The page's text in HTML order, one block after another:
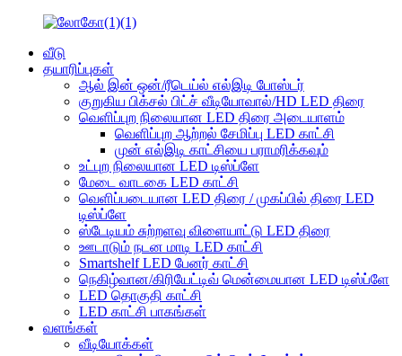
வீடு
தயாரிப்புகள்
ஆல் இன் ஒன்/ரீடெய்ல் எல்இடி போஸ்டர்
குறுகிய பிக்சல் பிட்ச் வீடியோவால்/HD LED திரை
வெளிப்புற நிலையான LED திரை அடையாளம்
வெளிப்புற ஆற்றல் சேமிப்பு LED காட்சி
முன் எல்இடி காட்சியை பராமரிக்கவும்
உட்புற நிலையான LED டிஸ்ப்ளே
மேடை வாடகை LED காட்சி
வெளிப்படையான LED திரை / முகப்பில் திரை LED
டிஸ்ப்ளே
ஸ்டேடியம் சுற்றளவு விளையாட்டு LED திரை
ஊடாடும் நடன மாடி LED காட்சி
Smartshelf LED பேனர் காட்சி
நெகிழ்வான/கிரியேட்டிவ் மென்மையான LED டிஸ்ப்ளே
LED தொகுதி காட்சி
LED காட்சி பாகங்கள்
வளங்கள்
வீடியோக்கள்